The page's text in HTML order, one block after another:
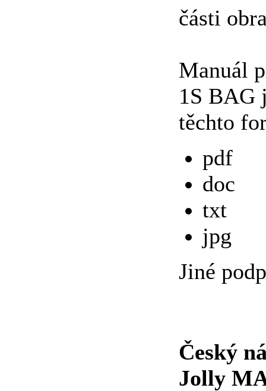
části
Manuál
1S BAG
těchto
pdf
doc
txt
jpg
Jiné
Český
Jolly